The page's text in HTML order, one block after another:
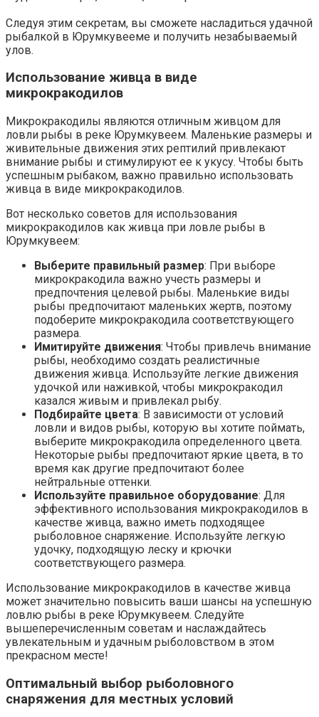
Следуя этим секретам, вы сможете насладиться удачной
рыбалкой в Юрумкувееме и получить незабываемый
улов.
Использование живца в виде
микрокракодилов
Микрокракодилы являются отличным живцом для
ловли рыбы в реке Юрумкувеем. Маленькие размеры и
живительные движения этих рептилий привлекают
внимание рыбы и стимулируют ее к укусу. Чтобы быть
успешным рыбаком, важно правильно использовать
живца в виде микрокракодилов.
Вот несколько советов для использования
микрокракодилов как живца при ловле рыбы в
Юрумкувеем:
Выберите правильный размер: При выборе
микрокракодила важно учесть размеры и
предпочтения целевой рыбы. Маленькие виды
рыбы предпочитают маленьких жертв, поэтому
подоберите микрокракодила соответствующего
размера.
Имитируйте движения: Чтобы привлечь внимание
рыбы, необходимо создать реалистичные
движения живца. Используйте легкие движения
удочкой или наживкой, чтобы микрокракодил
казался живым и привлекал рыбу.
Подбирайте цвета: В зависимости от условий
ловли и видов рыбы, которую вы хотите поймать,
выберите микрокракодила определенного цвета.
Некоторые рыбы предпочитают яркие цвета, в то
время как другие предпочитают более
нейтральные оттенки.
Используйте правильное оборудование: Для
эффективного использования микрокракодилов в
качестве живца, важно иметь подходящее
рыболовное снаряжение. Используйте легкую
удочку, подходящую леску и крючки
соответствующего размера.
Использование микрокракодилов в качестве живца
может значительно повысить ваши шансы на успешную
ловлю рыбы в реке Юрумкувеем. Следуйте
вышеперечисленным советам и наслаждайтесь
увлекательным и удачным рыболовством в этом
прекрасном месте!
Оптимальный выбор рыболовного
снаряжения для местных условий